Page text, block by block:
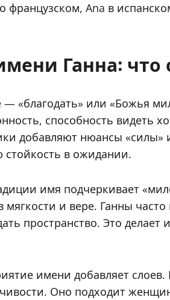
французском, Ana в
Ганна:
«благодать» или «Божья
способность видеть
добавляют нюансы «силы»
стойкость в ожидании.
имя подчеркивает
и вере. Ганны
пространство. Это
имени добавляет слоев.
Оно подходит